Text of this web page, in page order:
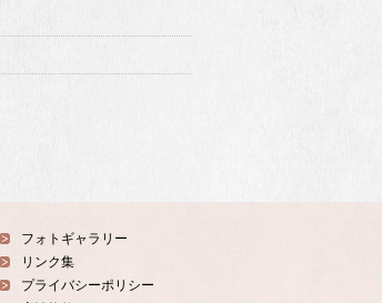
フォトギャラリー
リンク集
プライバシーポリシー